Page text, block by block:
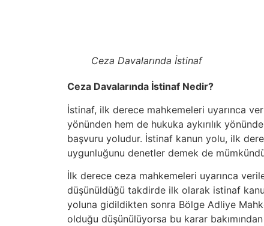
Ceza Davalarında İstinaf
Ceza Davalarında İstinaf Nedir?
İstinaf, ilk derece mahkemeleri uyarınca
yönünden hem de hukuka aykırılık
başvuru yoludur. İstinaf kanun yolu, ilk
uygunluğunu denetler demek de
İlk derece ceza mahkemeleri uyarınca
düşünüldüğü takdirde ilk olarak istinaf
yoluna gidildikten sonra Bölge Adliye
olduğu düşünülüyorsa bu karar